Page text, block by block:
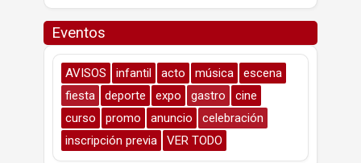
Eventos
AVISOS infantil acto música
escena
fiesta
deporte expo gastro
cine
curso
promo anuncio
celebración
inscripción previa
VER TODO